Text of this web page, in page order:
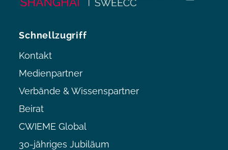
Schnellzugriff
Kontakt
Medienpartner
Verbände & Wissenspartner
Beirat
CWIEME Global
30-jähriges Jubiläum